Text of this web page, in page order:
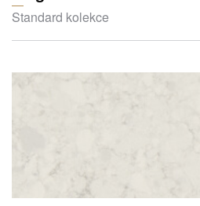
Standard kolekce